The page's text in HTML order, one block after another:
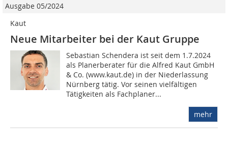
Ausgabe 05/2024
Kaut
Neue Mitarbeiter bei der Kaut Gruppe
Sebastian Schendera ist seit dem 1.7.2024
als Planerberater für die Alfred Kaut GmbH
& Co. (www.kaut.de) in der Niederlassung
Nürnberg tätig. Vor seinen vielfältigen
Tätigkeiten als Fachplaner...
mehr